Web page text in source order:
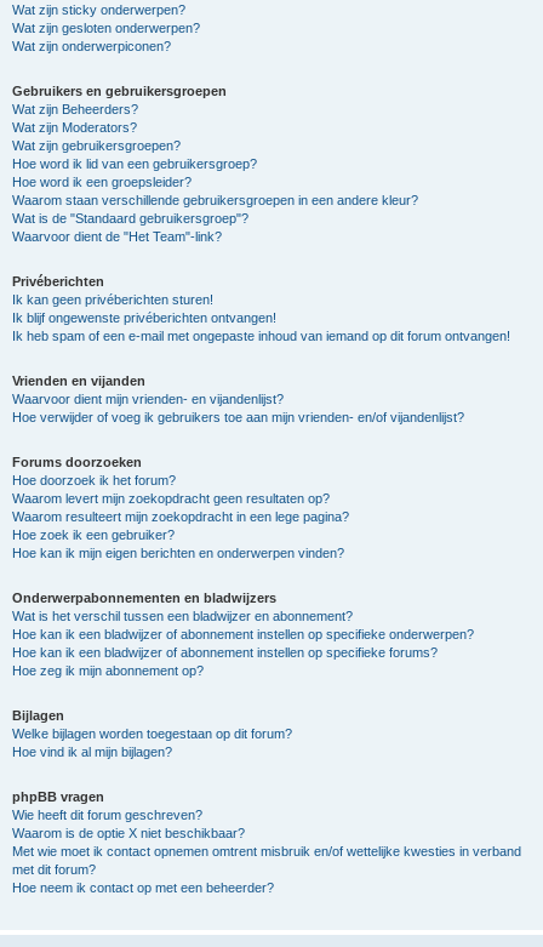
Wat zijn sticky onderwerpen?
Wat zijn gesloten onderwerpen?
Wat zijn onderwerpiconen?
Gebruikers en gebruikersgroepen
Wat zijn Beheerders?
Wat zijn Moderators?
Wat zijn gebruikersgroepen?
Hoe word ik lid van een gebruikersgroep?
Hoe word ik een groepsleider?
Waarom staan verschillende gebruikersgroepen in een andere kleur?
Wat is de "Standaard gebruikersgroep"?
Waarvoor dient de "Het Team"-link?
Privéberichten
Ik kan geen privéberichten sturen!
Ik blijf ongewenste privéberichten ontvangen!
Ik heb spam of een e-mail met ongepaste inhoud van iemand op dit forum ontvangen!
Vrienden en vijanden
Waarvoor dient mijn vrienden- en vijandenlijst?
Hoe verwijder of voeg ik gebruikers toe aan mijn vrienden- en/of vijandenlijst?
Forums doorzoeken
Hoe doorzoek ik het forum?
Waarom levert mijn zoekopdracht geen resultaten op?
Waarom resulteert mijn zoekopdracht in een lege pagina?
Hoe zoek ik een gebruiker?
Hoe kan ik mijn eigen berichten en onderwerpen vinden?
Onderwerpabonnementen en bladwijzers
Wat is het verschil tussen een bladwijzer en abonnement?
Hoe kan ik een bladwijzer of abonnement instellen op specifieke onderwerpen?
Hoe kan ik een bladwijzer of abonnement instellen op specifieke forums?
Hoe zeg ik mijn abonnement op?
Bijlagen
Welke bijlagen worden toegestaan op dit forum?
Hoe vind ik al mijn bijlagen?
phpBB vragen
Wie heeft dit forum geschreven?
Waarom is de optie X niet beschikbaar?
Met wie moet ik contact opnemen omtrent misbruik en/of wettelijke kwesties in verband
met dit forum?
Hoe neem ik contact op met een beheerder?